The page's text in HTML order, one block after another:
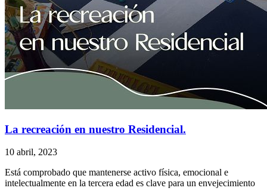
La recreación en nuestro Residencial.
10 abril, 2023
Está comprobado que mantenerse activo física, emocional e
intelectualmente en la tercera edad es clave para un envejecimiento